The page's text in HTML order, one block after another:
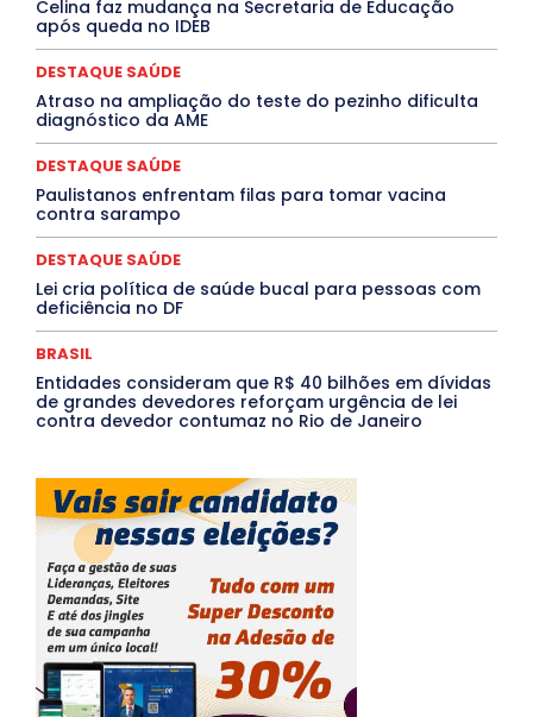
Opinião
Oropouche Pará Paraíba
Paraná
QUALIFICAÇÃO PROFISSIONAL
Rio de Janeiro
Rio Grande do Sul
Roraima
Santa Catarina
Saúde Agora
SEGURANÇA
Soltando o Verbo
TÁ FROID?
Tocantins
Utilidade Pública ZikaVirus
Mais
Celina faz mudança na Secretaria de Educação
após queda no IDEB
DESTAQUE SAÚDE
Atraso na ampliação do teste do pezinho dificulta
diagnóstico da AME
DESTAQUE SAÚDE
Paulistanos enfrentam filas para tomar vacina
contra sarampo
DESTAQUE SAÚDE
Lei cria política de saúde bucal para pessoas com
deficiência no DF
BRASIL
Entidades consideram que R$ 40 bilhões em dívidas
de grandes devedores reforçam urgência de lei
contra devedor contumaz no Rio de Janeiro